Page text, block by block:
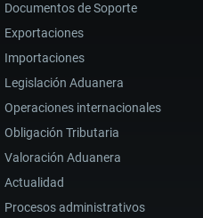
Documentos de Soporte
Exportaciones
Importaciones
Legislación Aduanera
Operaciones internacionales
Obligación Tributaria
Valoración Aduanera
Actualidad
Procesos administrativos